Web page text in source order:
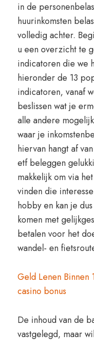
in de
huurinkomsten
volledig achter.
u een overzicht te
indicatoren die we
hieronder de 13
indicatoren, vanaf
beslissen wat je
alle andere
waar je
hiervan hangt af
etf beleggen
makkelijk om via
vinden die
hobby en kan je
komen met
betalen voor het
wandel- en
Geld Lenen Binnen
casino bonus
De inhoud van de
vastgelegd, maar